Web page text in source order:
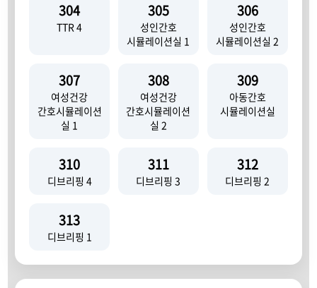
304
TTR 4
305
성인간호
시뮬레이션실 1
306
성인간호
시뮬레이션실 2
307
여성건강
간호시뮬레이션
실 1
308
여성건강
간호시뮬레이션
실 2
309
아동간호
시뮬레이션실
310
디브리핑 4
311
디브리핑 3
312
디브리핑 2
313
디브리핑 1